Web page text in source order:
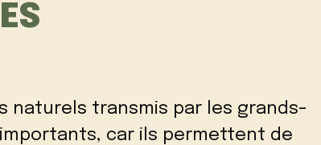
naturels transmis par les grands-
car ils permettent de